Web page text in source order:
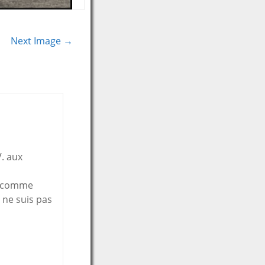
Next Image →
aux
suis pas